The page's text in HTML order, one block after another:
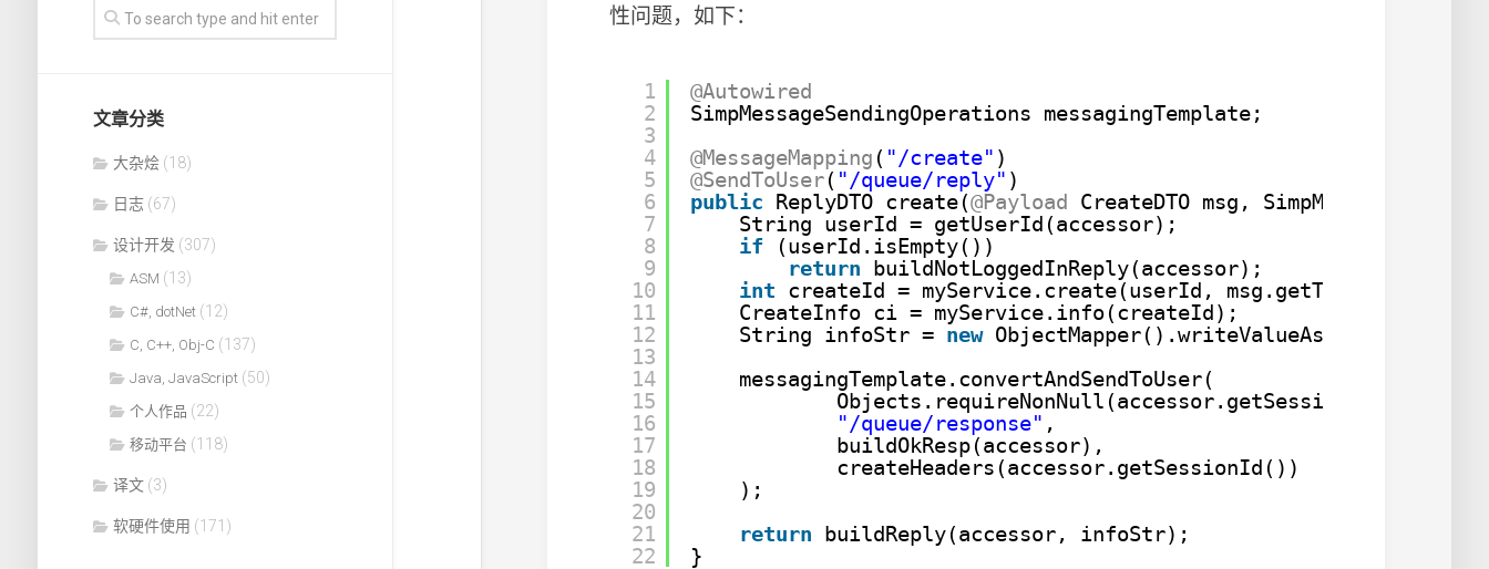
文章分类
大杂烩 (18)
日志(67)
设计开发 (307)
ASM (13)
C#, dotNet(12)
C, C++, Obj-C (137)
Java, JavaScript(50)
个人作品 (22)
移动平台 (118)
译文(3)
软硬件使用 (171)
性问题，如下：
1
2
3
4
5
6
7
8
9
10
11
12
13
14
15
16
17
18
19
20
21
22
@Autowired
SimpMessageSendingOperations messagingTemplate;
@MessageMapping ( "/create" )
@SendToUser( "/queue/reply" )
public ReplyDTO create(@Payload CreateDTO msg,
String userId = getUserId(accessor);
if
(userId.isEmpty())
return buildNotLoggedInReply(accessor);
int createId = myService.create(userId, msg.getTypeName());
CreateInfo ci = myService.info(createId);
String infoStr = new ObjectMapper().writeValueAsString(ci);
messagingTemplate.convertAndSendToUser(
Objects.requireNonNull(accessor.getSessionId()),
"/queue/response" ,
buildOkResp(accessor),
createHeaders(accessor.getSessionId())
);
return buildReply(accessor, infoStr);
}